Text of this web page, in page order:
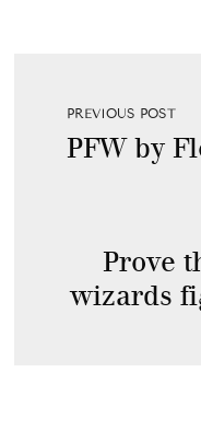
PREVIOUS POST
PFW by
Prove
wizards